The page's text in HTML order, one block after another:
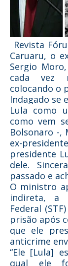
Revista
Caruaru, o
Sergio
cada vez
colocando o
Indagado se
Lula como
como vem
Bolsonaro -,
ex-
presidente
dele.
passado e
O ministro
indireta, a
Federal
prisão após
que ele
anticrime
“Ele [Lula]
qual ele